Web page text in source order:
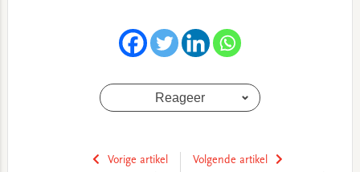
Reageer
Vorige artikel
Volgende artikel